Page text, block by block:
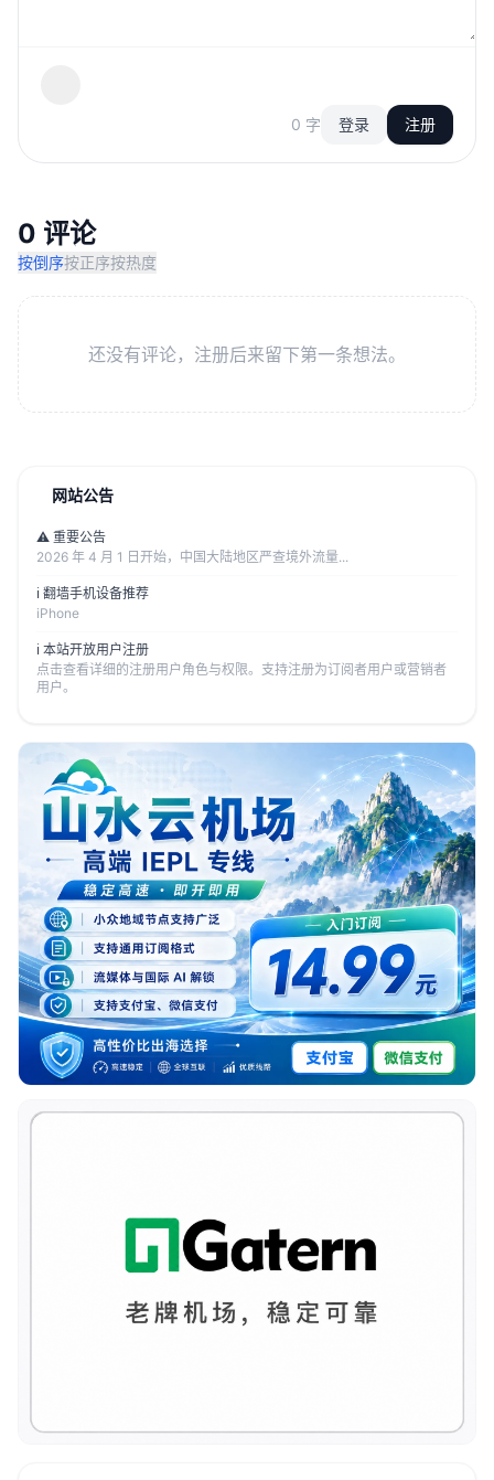
0 字 登录 注册
0 评论
按倒序按正序按热度
还没有评论，注册后来留下第一条想法。
网站公告
⚠️ 重要公告
2026 年 4 月 1 日开始，中国大陆地区严查境外流量...
ℹ️ 翻墙手机设备推荐
iPhone
ℹ️ 本站开放用户注册
点击查看详细的注册用户角色与权限。支持注册为订阅者用户或营销者
用户。